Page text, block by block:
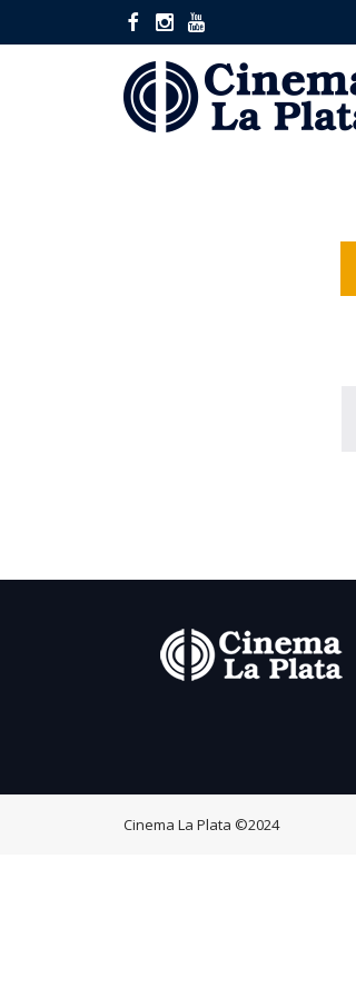
Cinema La Plata ©2024